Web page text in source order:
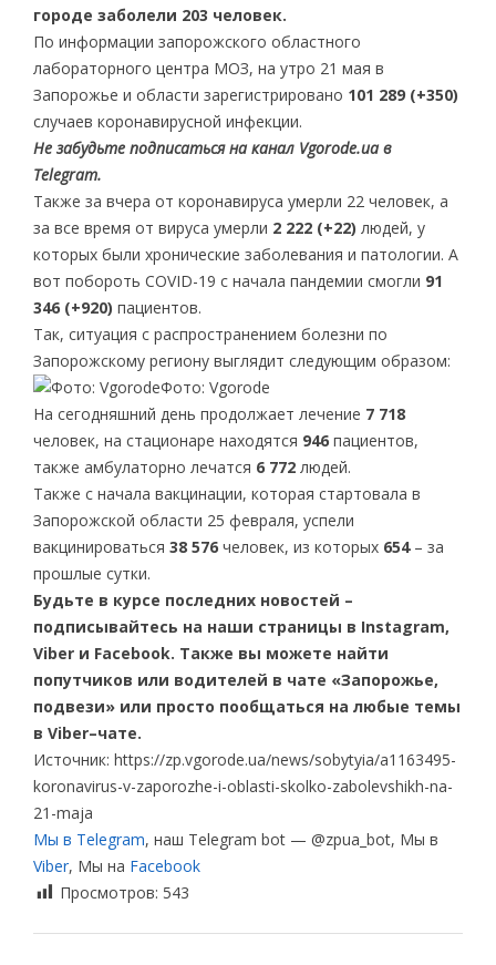
городе заболели 203 человек.
По информации запорожского областного
лабораторного центра МОЗ, на утро 21 мая в
Запорожье и области зарегистрировано 101 289 (+350)
случаев коронавирусной инфекции.
Не забудьте подписаться на канал Vgorode.ua в
Telegram.
Также за вчера от коронавируса умерли 22 человек, а
за все время от вируса умерли 2 222 (+22) людей, у
которых были хронические заболевания и патологии. А
вот побороть COVID-19 с начала пандемии смогли 91
346 (+920) пациентов.
Так, ситуация с распространением болезни по
Запорожскому региону выглядит следующим образом:
Фото: Vgorode
На сегодняшний день продолжает лечение 7 718
человек, на стационаре находятся 946 пациентов,
также амбулаторно лечатся 6 772 людей.
Также с начала вакцинации, которая стартовала в
Запорожской области 25 февраля, успели
вакцинироваться 38 576 человек, из которых 654– за
прошлые сутки.
Будьте в курсе последних новостей –
подписывайтесь на наши страницы в Instagram,
Viber и Facebook. Также вы можете найти
попутчиков или водителей в чате «Запорожье,
подвези» или просто пообщаться на любые темы
в Viber–чате.
Источник: https://zp.vgorode.ua/news/sobytyia/a1163495-
koronavirus-v-zaporozhe-i-oblasti-skolko-zabolevshikh-na-
21-maja
Мы в Telegram, наш Telegram bot — @zpua_bot, Мы в
Viber, Мы на Facebook
Просмотров: 543